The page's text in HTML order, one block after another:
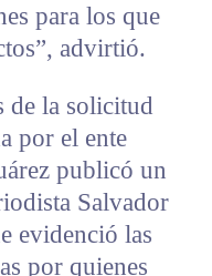
para los que
advirtió.
de la solicitud
por el ente
publicó un
Salvador
evidenció las
por quienes